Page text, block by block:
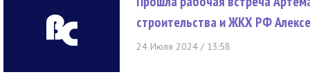
строительства и ЖКХ РФ
24 Июля 2024 / 13:58